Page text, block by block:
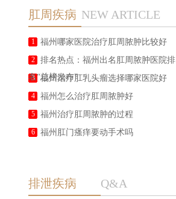
肛周疾病 NEW ARTICLE
1 福州哪家医院治疗肛周脓肿比较好
2 排名热点：福州出名肛周脓肿医院排
名“总榜发布”
3 福州治疗肛乳头瘤选择哪家医院好
4 福州怎么治疗肛周脓肿好
5 福州治疗肛周脓肿的过程
6 福州肛门瘙痒要动手术吗
排泄疾病 Q&A